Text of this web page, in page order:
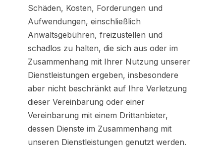
Schäden, Kosten, Forderungen und
Aufwendungen, einschließlich
Anwaltsgebühren, freizustellen und
schadlos zu halten, die sich aus oder im
Zusammenhang mit Ihrer Nutzung unserer
Dienstleistungen ergeben, insbesondere
aber nicht beschränkt auf Ihre Verletzung
dieser Vereinbarung oder einer
Vereinbarung mit einem Drittanbieter,
dessen Dienste im Zusammenhang mit
unseren Dienstleistungen genutzt werden.